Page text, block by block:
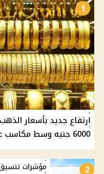
1
6000 جنيه وسط مكاسب عالمية للمعدن
2